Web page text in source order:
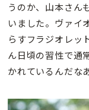
うのか、山本さん
いました。ヴァイ
らすフラジオレッ
ん日頃の習性で通
かれているんだな